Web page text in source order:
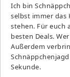
Ich bin
selbst immer das
stehen. Für euch
besten Deals.
Außerdem
Sekunde.